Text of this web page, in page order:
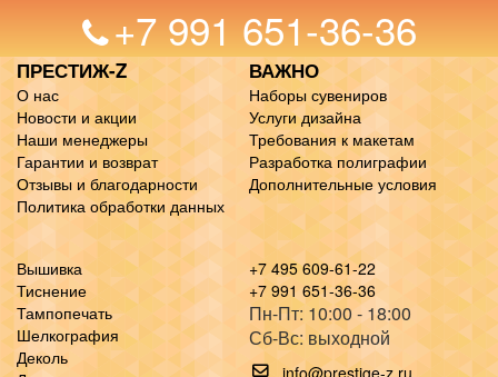
+7 991 651-36-36
ПРЕСТИЖ-Z
О нас
Новости и акции
Наши менеджеры
Гарантии и возврат
Отзывы и благодарности
Политика обработки данных
ВАЖНО
Наборы сувениров
Услуги дизайна
Требования к макетам
Разработка полиграфии
Дополнительные условия
Вышивка
Тиснение
Тампопечать
Шелкография
Деколь
+7 495 609-61-22
+7 991 651-36-36
Пн-Пт: 10:00 - 18:00
Сб-Вс: выходной
info@prestige-z.ru